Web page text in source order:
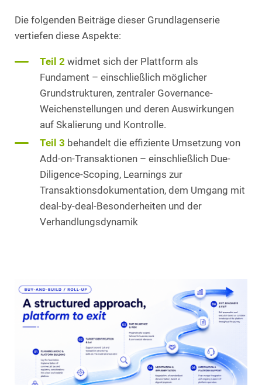
Die folgenden Beiträge dieser Grundlagenserie
vertiefen diese Aspekte:
Teil 2 widmet sich der Plattform als
Fundament – einschließlich möglicher
Grundstrukturen, zentraler Governance-
Weichenstellungen und deren Auswirkungen
auf Skalierung und Kontrolle.
Teil 3 behandelt die effiziente Umsetzung von
Add-on-Transaktionen – einschließlich Due-
Diligence-Scoping, Learnings zur
Transaktionsdokumentation, dem Umgang mit
deal-by-deal-Besonderheiten und der
Verhandlungsdynamik